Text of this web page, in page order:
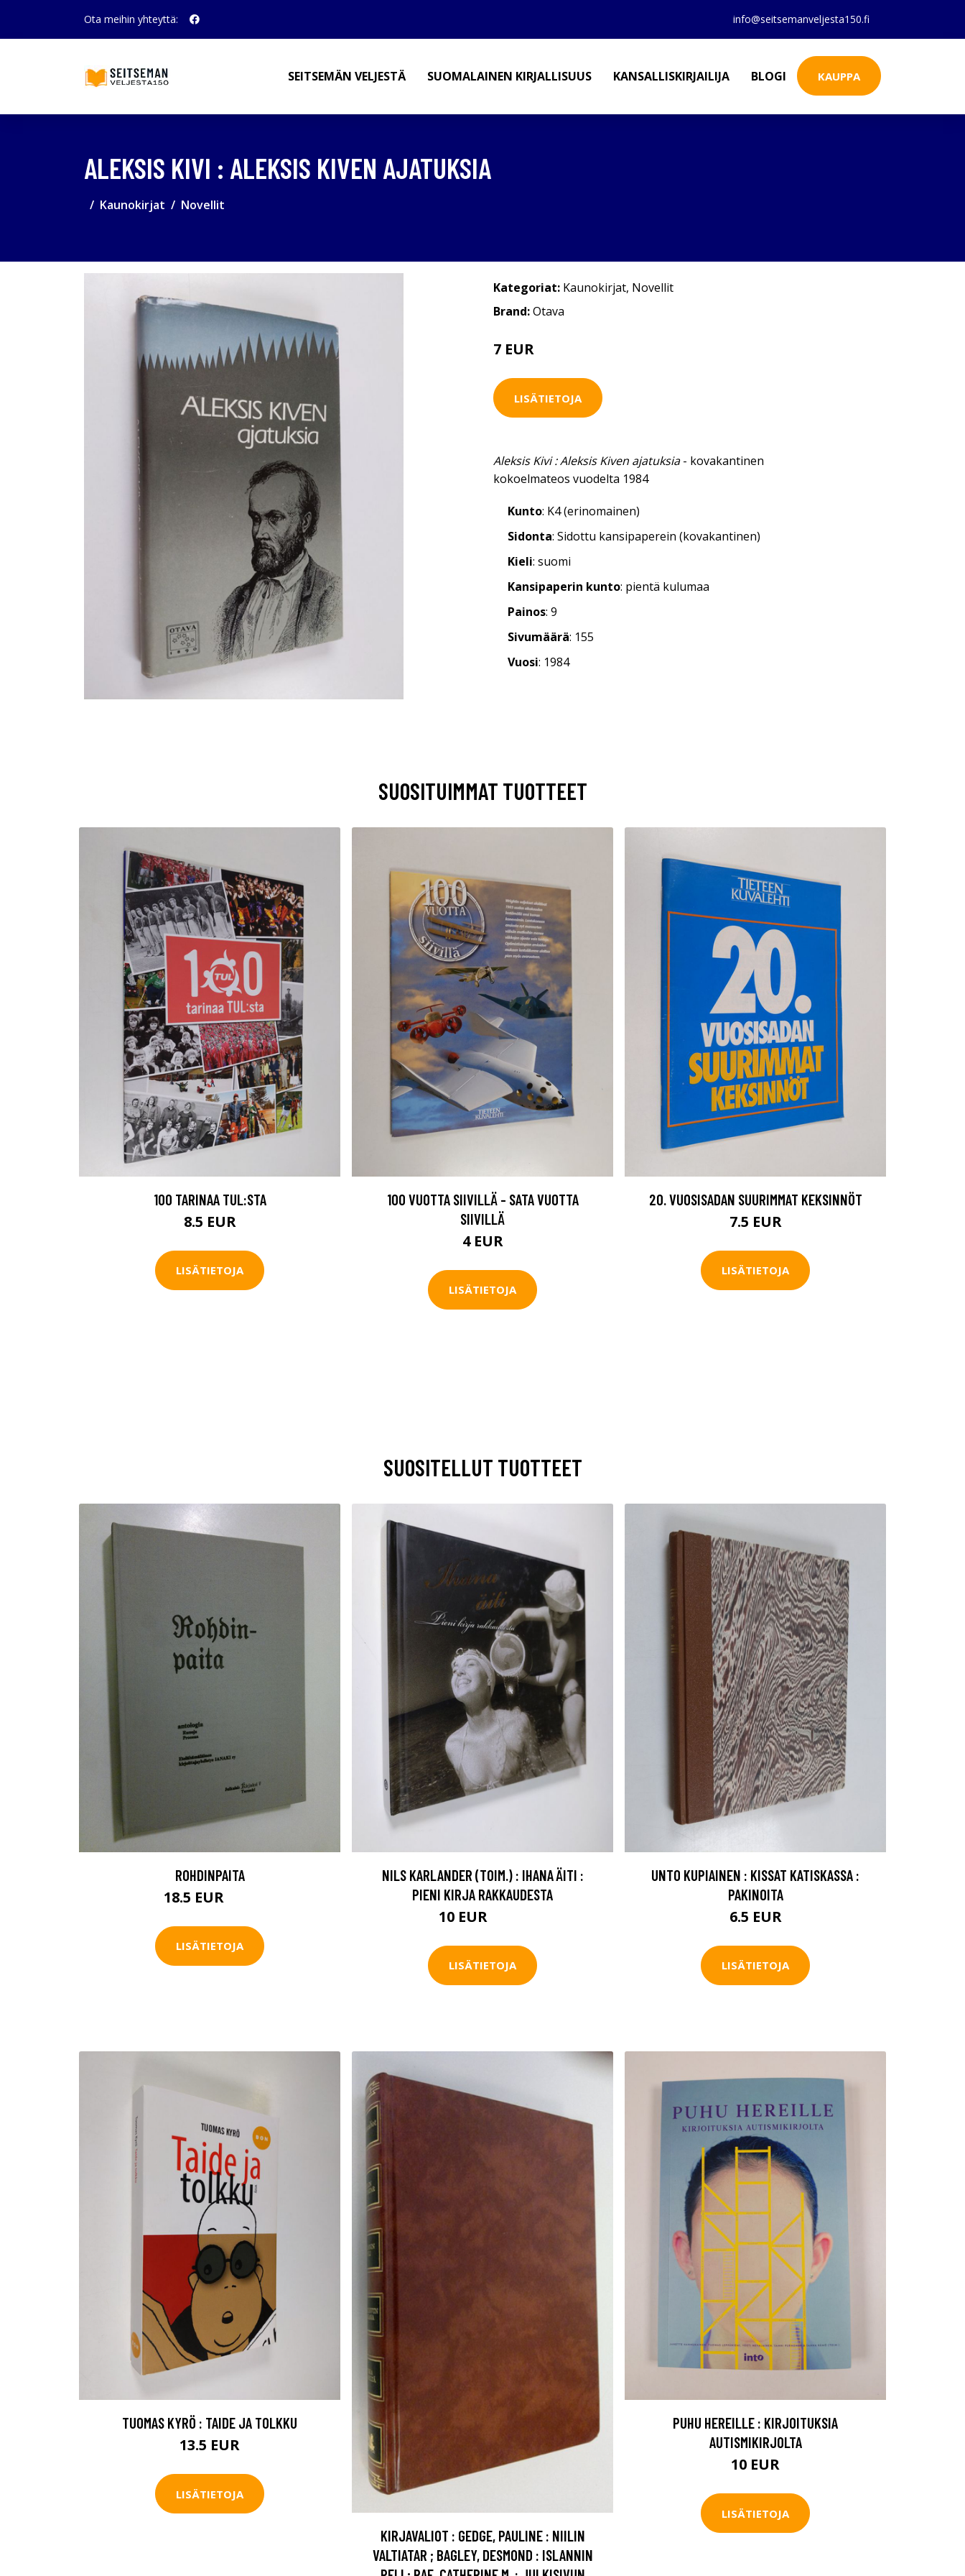
Ota meihin yhteyttä: info@seitsemanveljesta150.fi
SEITSEMÄN VELJESTÄ SUOMALAINEN KIRJALLISUUS KANSALLISKIRJAILIJA BLOGI KAUPPA
ALEKSIS KIVI : ALEKSIS KIVEN AJATUKSIA
Kaunokirjat Novellit
Kategoriat: Kaunokirjat, Novellit
Brand:Otava
7 EUR
LISÄTIETOJA
Aleksis Kivi : Aleksis Kiven ajatuksia- kovakantinen
kokoelmateos vuodelta 1984
Kunto: K4 (erinomainen)
Sidonta: Sidottu kansipaperein (kovakantinen)
Kieli: suomi
Kansipaperin kunto: pientä kulumaa
Painos: 9
Sivumäärä: 155
Vuosi: 1984
SUOSITUIMMAT TUOTTEET
100 TARINAA TUL:STA
8.5 EUR
LISÄTIETOJA
100 VUOTTA SIIVILLÄ - SATA VUOTTA
SIIVILLÄ
4 EUR
LISÄTIETOJA
20. VUOSISADAN SUURIMMAT KEKSINNÖT
7.5 EUR
LISÄTIETOJA
SUOSITELLUT TUOTTEET
ROHDINPAITA
18.5 EUR
LISÄTIETOJA
NILS KARLANDER (TOIM.) : IHANA ÄITI :
PIENI KIRJA RAKKAUDESTA
10 EUR
LISÄTIETOJA
UNTO KUPIAINEN : KISSAT KATISKASSA :
PAKINOITA
6.5 EUR
LISÄTIETOJA
TUOMAS KYRÖ : TAIDE JA TOLKKU
13.5 EUR
LISÄTIETOJA
KIRJAVALIOT : GEDGE, PAULINE : NIILIN
VALTIATAR ; BAGLEY, DESMOND : ISLANNIN
PUHU HEREILLE : KIRJOITUKSIA
AUTISMIKIRJOLTA
10 EUR
LISÄTIETOJA